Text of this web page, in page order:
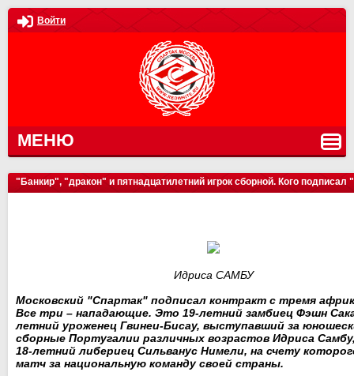
Войти
МЕНЮ
"Банкир", "дракон" и пятнадцатилетний игрок сборной. Кого подписал
Идриса САМБУ
Московский "Спартак" подписал контракт с тремя
Все три – нападающие. Это 19-летний замбиец Фэшн
летний уроженец Гвинеи-Бисау, выступавший за
сборные Португалии различных возрастов Идриса
18-летний либериец Сильванус Нимели, на счету
матч за национальную команду своей страны.